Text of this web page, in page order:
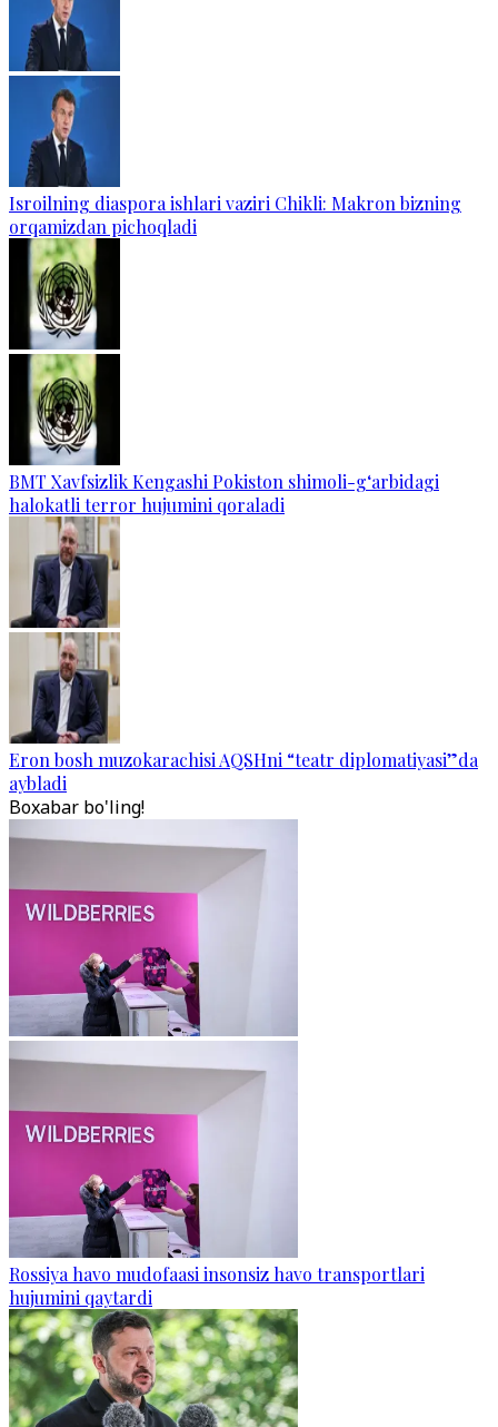
Isroilning diaspora ishlari vaziri Chikli: Makron bizning
orqamizdan pichoqladi
BMT Xavfsizlik Kengashi Pokiston shimoli-g‘arbidagi
halokatli terror hujumini qoraladi
Eron bosh muzokarachisi AQSHni “teatr diplomatiyasi”da
aybladi
Boxabar bo'ling!
Rossiya havo mudofaasi insonsiz havo transportlari
hujumini qaytardi